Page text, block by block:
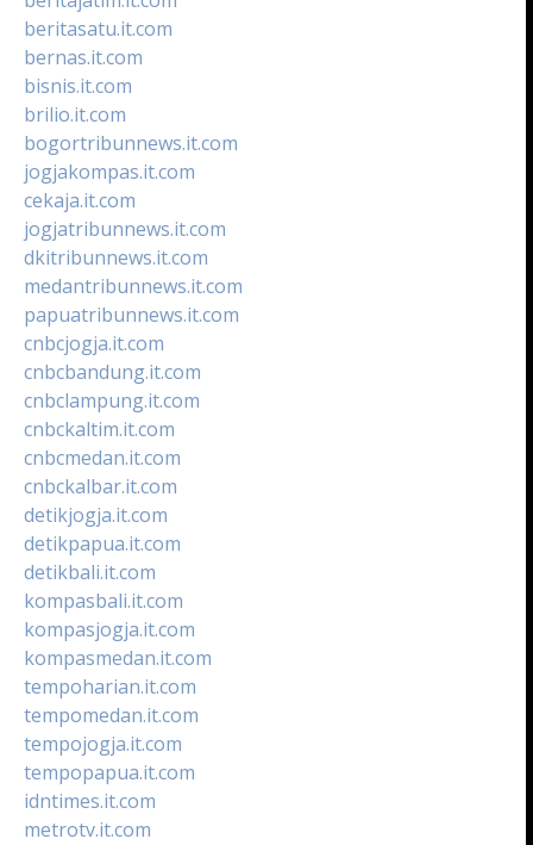
beritasatu.it.com
bernas.it.com
bisnis.it.com
brilio.it.com
bogortribunnews.it.com
jogjakompas.it.com
cekaja.it.com
jogjatribunnews.it.com
dkitribunnews.it.com
medantribunnews.it.com
papuatribunnews.it.com
cnbcjogja.it.com
cnbcbandung.it.com
cnbclampung.it.com
cnbckaltim.it.com
cnbcmedan.it.com
cnbckalbar.it.com
detikjogja.it.com
detikpapua.it.com
detikbali.it.com
kompasbali.it.com
kompasjogja.it.com
kompasmedan.it.com
tempoharian.it.com
tempomedan.it.com
tempojogja.it.com
tempopapua.it.com
idntimes.it.com
metrotv.it.com